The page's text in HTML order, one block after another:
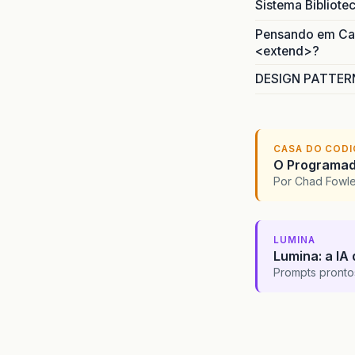
Sistema
Pensando em
<extend>?
DESIGN
CASA DO
O
Por Chad
LUMINA
Lumina: a
Prompts